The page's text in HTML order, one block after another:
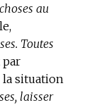
au
Toutes
la situation
laisser